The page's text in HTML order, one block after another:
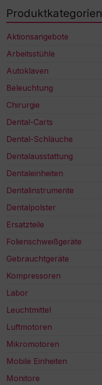
Produktkategorien
Aktionsangebote
Arbeitsstühle
Autoklaven
Beleuchtung
Chirurgie
Dental-Carts
Dental-Schläuche
Dentalausstattung
Dentaleinheiten
Dentalinstrumente
Dentalpolster
Ersatzteile
Folienschweißgeräte
Gebrauchtgeräte
Kompressoren
Labor
Leuchtmittel
Luftmotoren
Mikromotoren
Mobile Einheiten
Monitore